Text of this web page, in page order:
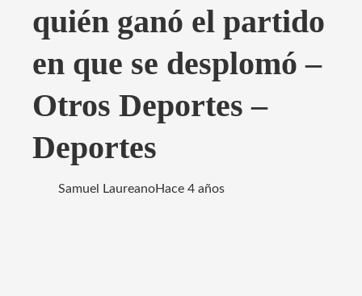
quién ganó el partido
en que se desplomó –
Otros Deportes –
Deportes
Samuel LaureanoHace 4 años